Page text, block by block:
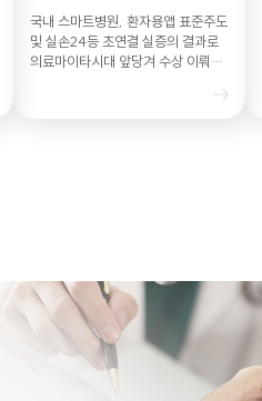
헬스케어DX부문 혁신
상 수상 영…
국내 스마트병원, 환자용앱 표준주도
및 실손24등 초연결 실증의 결과로
의료마이타시대 앞당겨 수상 이뤄내